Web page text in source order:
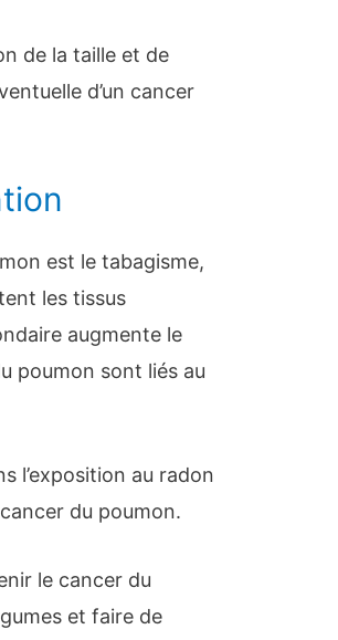
de la taille et de
d’un cancer
est le tabagisme,
les tissus
augmente le
poumon sont liés au
l’exposition au radon
du poumon.
le cancer du
et faire de